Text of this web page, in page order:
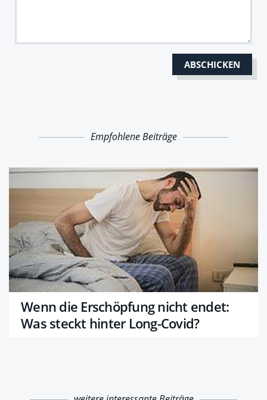
Empfohlene Beiträge
Wenn die Erschöpfung nicht endet:
Was steckt hinter Long-Covid?